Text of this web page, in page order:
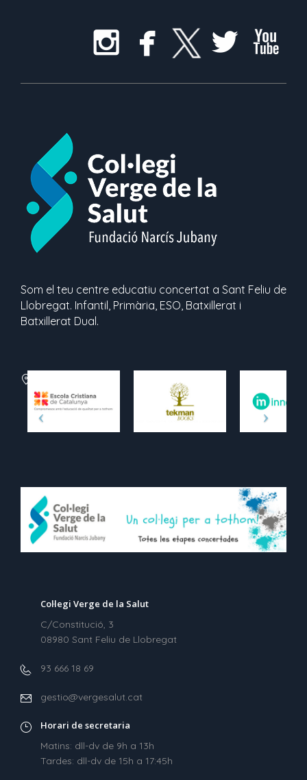
Som el teu centre educatiu concertat a Sant Feliu de
Llobregat. Infantil, Primària, ESO, Batxillerat i
Batxillerat Dual.
Col·legi Verge de la Salut
C/Constitució, 3
08980 Sant Feliu de Llobregat
93 666 18 69
gestio@vergesalut.cat
Horari de secretaria
Matins: dll-dv de 9h a 13h
Tardes: dll-dv de 15h a 17:45h